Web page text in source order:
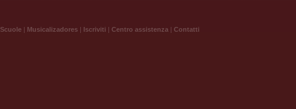
Scuole | Musicalizadores | Iscriviti | Centro assistenza | Contatti